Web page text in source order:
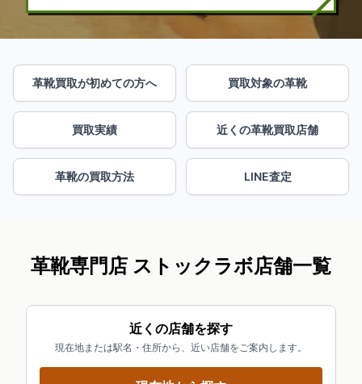
革靴買取が初めての方へ 買取対象の革靴
買取実績 近くの革靴買取店舗
革靴の買取方法 LINE査定
革靴専門店 ストックラボ店舗一覧
近くの店舗を探す
現在地または駅名・住所から、近い店舗をご案内します。